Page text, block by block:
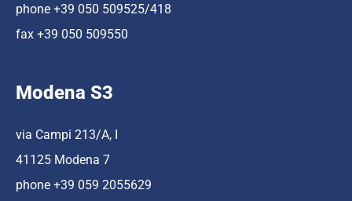
phone +39 050 509525/418
fax +39 050 509550
Modena S3
via Campi 213/A, I
41125 Modena 7
phone +39 059 2055629